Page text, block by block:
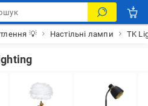
💡 Настільні лампи TK